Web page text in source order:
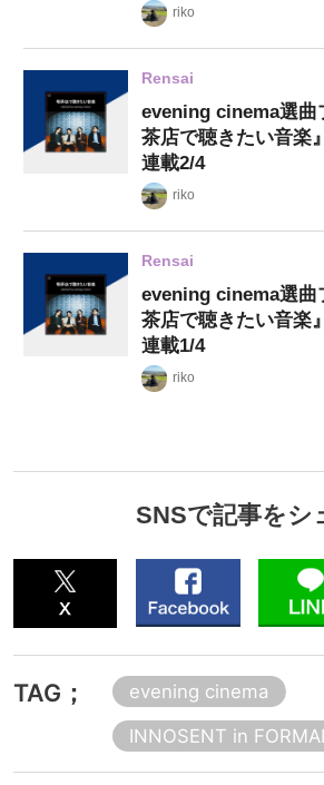
riko
Rensai
evening cinema選曲
茶店で聴きたい音楽
連載2/4
riko
Rensai
evening cinema選曲
茶店で聴きたい音楽
連載1/4
riko
SNSで記事をシ
TAG；
evening cinema
INNOSENT in FORMAL